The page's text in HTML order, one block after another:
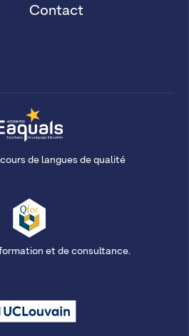
Contact
de langues de qualité
et de consultance.